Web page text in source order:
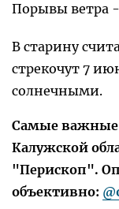
Порывы ветра
В старину
стрекочут 7
солнечными.
Самые важные
Калужской
"Перископ".
объективно: